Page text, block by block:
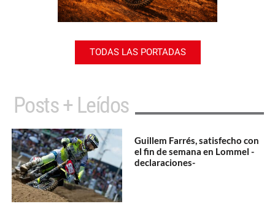
TODAS LAS PORTADAS
Posts + Leídos
Guillem Farrés, satisfecho con
el fin de semana en Lommel -
declaraciones-